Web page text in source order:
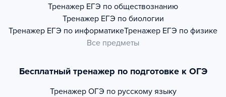
Тренажер ЕГЭ по обществознанию
Тренажер ЕГЭ по биологии
Тренажер ЕГЭ по информатикеТренажер ЕГЭ по физике
Все предметы
Бесплатный тренажер по подготовке к ОГЭ
Тренажер ОГЭ по русскому языку